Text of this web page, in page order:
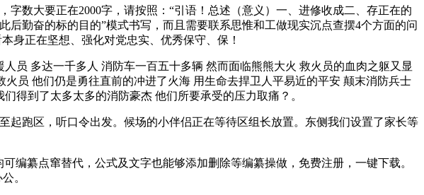
数大要正在2000字，请按照：“引语！总述（意义）一、进修收成二、存正在的
勤奋的标的目的”模式书写，而且需要联系思惟和工做现实沉点查摆4个方面的问
身正在坚想、强化对党忠实、优秀保守、保！
多达一千多人 消防车一百五十多辆 然而面临熊熊大火 救火员的血肉之躯又显
员 他们仍是勇往直前的冲进了火海 用生命去捍卫人平易近的平安 颠末消防兵士
得到了太多太多的消防豪杰 他们所要承受的压力取痛？。
跑区，听口令出发。候场的小伴侣正在等待区组长放置。东侧我们设置了家长等
纂点窜替代，公式及文字也能够添加删除等编纂操做，免费注册，一键下载。
。